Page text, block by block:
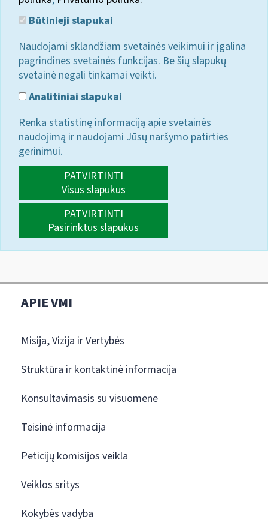
Būtinieji slapukai
Naudojami sklandžiam svetainės veikimui ir įgalina
pagrindines svetainės funkcijas. Be šių slapukų
svetainė negali tinkamai veikti.
Analitiniai slapukai
Renka statistinę informaciją apie svetainės
naudojimą ir naudojami Jūsų naršymo patirties
gerinimui.
PATVIRTINTI
Visus slapukus
PATVIRTINTI
Pasirinktus slapukus
APIE VMI
Misija, Vizija ir Vertybės
Struktūra ir kontaktinė informacija
Konsultavimasis su visuomene
Teisinė informacija
Peticijų komisijos veikla
Veiklos sritys
Kokybės vadyba